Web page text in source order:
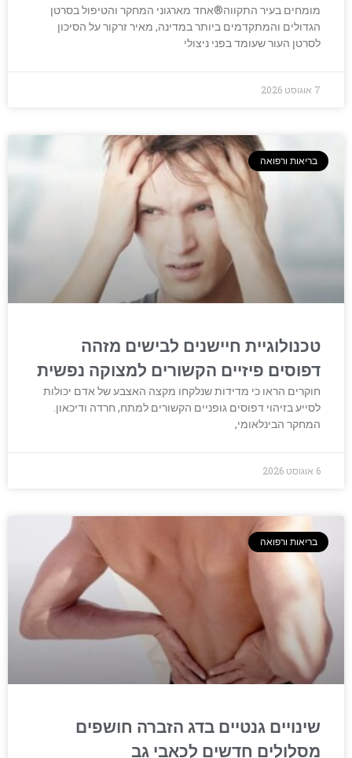
מומחים בעיר התקווה®אחד מארגוני המחקר והטיפול בסרטן
הגדולים והמתקדמים ביותר במדינה, מאיר זרקור על הסיכון
לסרטן העור שעומד בפני ניצולי
7 אוגוסט 2026
בריאות ורפואה
טכנולוגיית חיישנים לבישים מזהה
דפוסים פיזיים הקשורים למצוקה נפשית
חוקרים הראו כי מדידות שנלקחו מקצה האצבע של אדם יכולות
לסייע בזיהוי דפוסים גופניים הקשורים למתח, חרדה ודיכאון.
המחקר הבינלאומי,
6 אוגוסט 2026
בריאות ורפואה
שינויים גנטיים בדג הזברה חושפים
מסלולים חדשים לכאבי גב